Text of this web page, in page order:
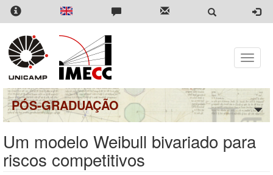
Pular
para
conteúdo
principal
Toggle
PÓS-GRADUAÇÃO
Um modelo Weibull bivariado para
riscos competitivos